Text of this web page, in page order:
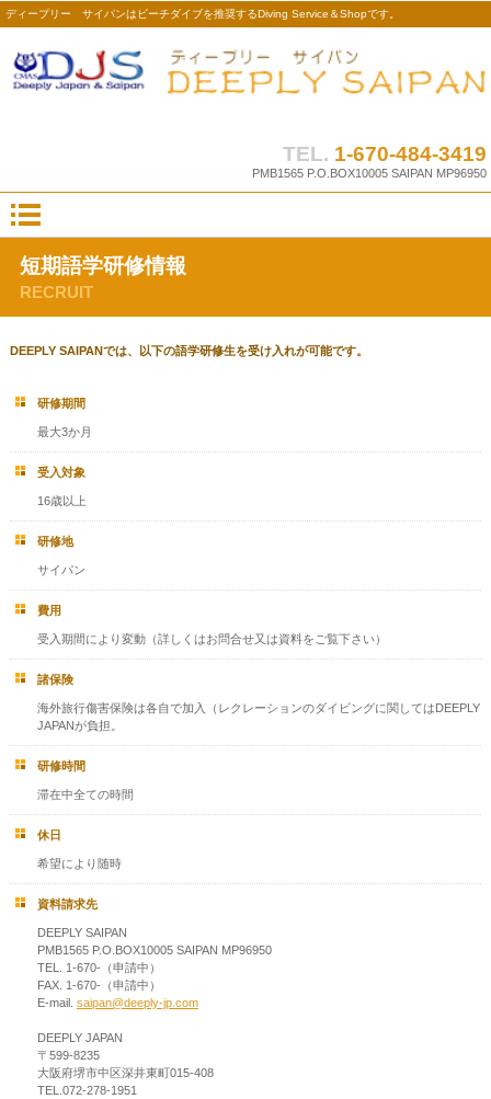
ディープリー サイパンはビーチダイブを推奨するDiving Service＆Shopです。
TEL. 1-670-484-3419
PMB1565 P.O.BOX10005 SAIPAN MP96950
短期語学研修情報
RECRUIT
DEEPLY SAIPANでは、以下の語学研修生を受け入れが可能です。
研修期間
最大3か月
受入対象
16歳以上
研修地
サイパン
費用
受入期間により変動（詳しくはお問合せ又は資料をご覧下さい）
諸保険
海外旅行傷害保険は各自で加入（レクレーションのダイビングに関してはDEEPLY
JAPANが負担。
研修時間
滞在中全ての時間
休日
希望により随時
資料請求先
DEEPLY SAIPAN
PMB1565 P.O.BOX10005 SAIPAN MP96950
TEL. 1-670-（申請中）
FAX. 1-670-（申請中）
E-mail. saipan@deeply-jp.com
DEEPLY JAPAN
〒599-8235
大阪府堺市中区深井東町015-408
TEL.072-278-1951